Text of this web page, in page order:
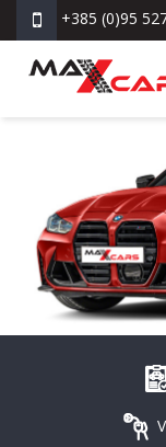
+385 (0)95